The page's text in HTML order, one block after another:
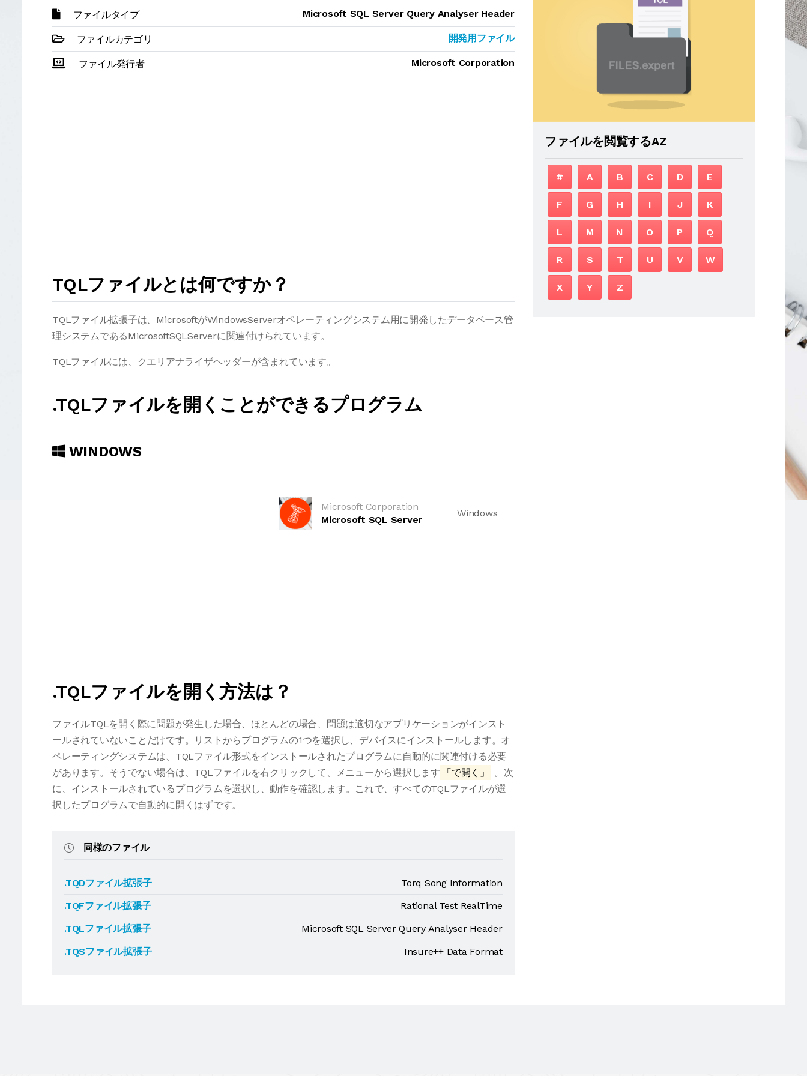
ファイルタイプ Microsoft SQL Server Query Analyser Header
ファイルカテゴリ 開発用ファイル
ファイル発行者 Microsoft Corporation
TQLファイルとは何ですか？
TQLファイル拡張子は、MicrosoftがWindowsServerオペレーティングシステム用に開発したデータベース管
理システムであるMicrosoftSQLServerに関連付けられています。
TQLファイルには、クエリアナライザヘッダーが含まれています。
.TQLファイルを開くことができるプログラム
WINDOWS
Microsoft Corporation
Microsoft SQL Server
Windows
.TQLファイルを開く方法は？
ファイルTQLを開く際に問題が発生した場合、ほとんどの場合、問題は適切なアプリケーションがインスト
ールされていないことだけです。リストからプログラムの1つを選択し、デバイスにインストールします。オ
ペレーティングシステムは、TQLファイル形式をインストールされたプログラムに自動的に関連付ける必要
があります。そうでない場合は、TQLファイルを右クリックして、メニューから選択します
「で開く」
。次
に、インストールされているプログラムを選択し、動作を確認します。これで、すべてのTQLファイルが選
択したプログラムで自動的に開くはずです。
同様のファイル
.TQDファイル拡張子
Torq Song Information
.TQFファイル拡張子
Rational Test RealTime
.TQLファイル拡張子
Microsoft SQL Server Query Analyser Header
.TQSファイル拡張子
Insure++ Data Format
ファイルを閲覧するAZ
# A B C D E
F G H I J K
L M N O P Q
R S T U V W
X Y Z